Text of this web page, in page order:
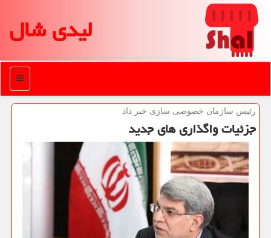
لیدی شال
منو
رئیس سازمان خصوصی سازی خبر داد
جزئیات واگذاری های جدید